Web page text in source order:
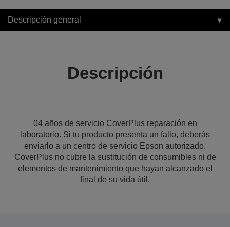
Descripción general
Descripción
04 años de servicio CoverPlus reparación en
laboratorio. Si tu producto presenta un fallo, deberás
enviarlo a un centro de servicio Epson autorizado.
CoverPlus no cubre la sustitución de consumibles ni de
elementos de mantenimiento que hayan alcanzado el
final de su vida útil.